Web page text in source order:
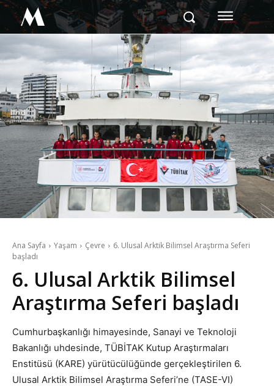
M
Ana Sayfa Yaşam Çevre
6. Ulusal Arktik Bilimsel Araştırma Seferi
başladı
6. Ulusal Arktik Bilimsel
Araştırma Seferi başladı
Cumhurbaşkanlığı himayesinde, Sanayi ve Teknoloji
Bakanlığı uhdesinde, TÜBİTAK Kutup Araştırmaları
Enstitüsü (KARE) yürütücülüğünde gerçekleştirilen 6.
Ulusal Arktik Bilimsel Araştırma Seferi’ne (TASE-VI)